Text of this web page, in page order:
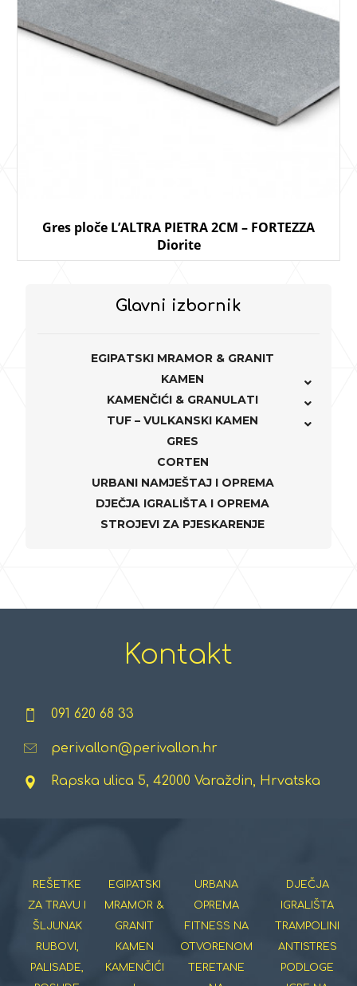
Gres ploče L’ALTRA PIETRA 2CM – FORTEZZA
Diorite
Glavni izbornik
EGIPATSKI MRAMOR & GRANIT
KAMEN
KAMENČIĆI & GRANULATI
TUF – VULKANSKI KAMEN
GRES
CORTEN
URBANI NAMJEŠTAJ I OPREMA
DJEČJA IGRALIŠTA I OPREMA
STROJEVI ZA PJESKARENJE
Kontakt
091 620 68 33
perivallon@perivallon.hr
Rapska ulica 5, 42000 Varaždin, Hrvatska
REŠETKE
ZA TRAVU I
ŠLJUNAK
RUBOVI,
PALISADE,
EGIPATSKI
MRAMOR &
GRANIT
KAMEN
KAMENČIĆI
URBANA
OPREMA
FITNESS NA
OTVORENOM
TERETANE
DJEČJA
IGRALIŠTA
TRAMPOLINI
ANTISTRES
PODLOGE